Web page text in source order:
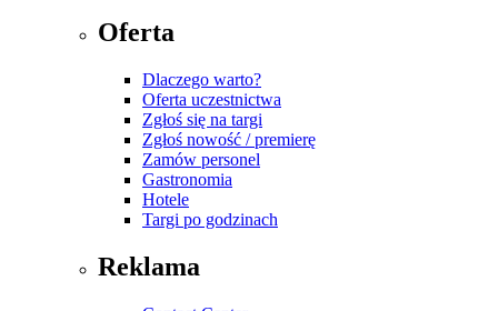
Oferta
Dlaczego warto?
Oferta uczestnictwa
Zgłoś się na targi
Zgłoś nowość / premierę
Zamów personel
Gastronomia
Hotele
Targi po godzinach
Reklama